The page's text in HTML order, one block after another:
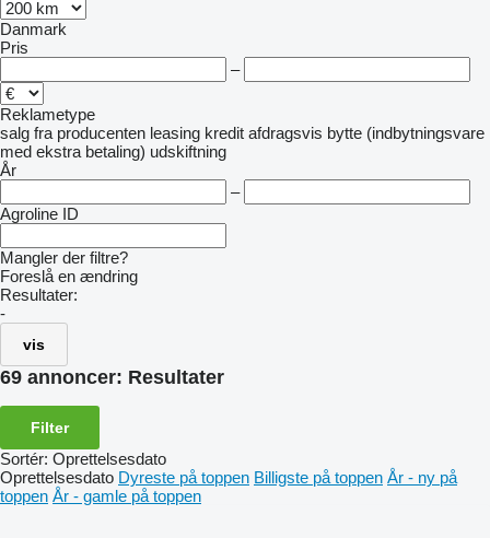
Danmark
Pris
–
Reklametype
salg fra producenten leasing kredit afdragsvis bytte (indbytningsvare
med ekstra betaling) udskiftning
År
–
Agroline ID
Mangler der filtre?
Foreslå en ændring
Resultater:
-
vis
69 annoncer: Resultater
Filter
Sortér: Oprettelsesdato
Oprettelsesdato Dyreste på toppen Billigste på toppen År - ny på
toppen År - gamle på toppen